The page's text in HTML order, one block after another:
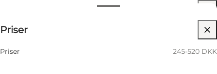
12 Oktober
13 Oktober
Priser
Priser 245-520 DKK